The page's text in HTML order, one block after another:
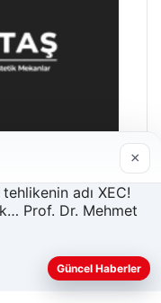
×
Güncel Haberler